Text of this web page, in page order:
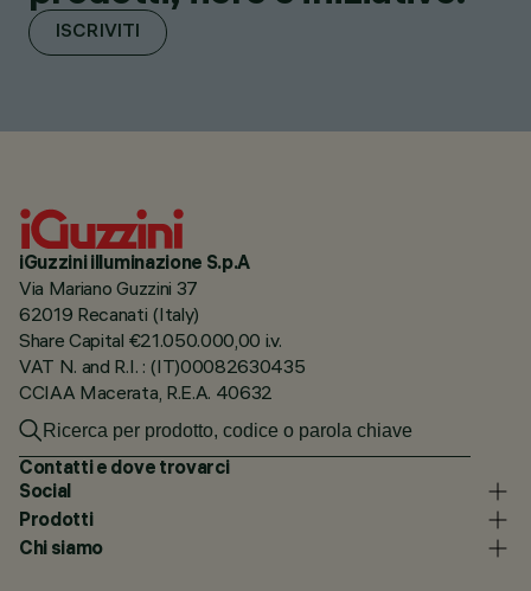
ISCRIVITI
iGuzzini illuminazione S.p.A
Via Mariano Guzzini 37
62019 Recanati (Italy)
Share Capital €21.050.000,00 i.v.
VAT N. and R.I. : (IT)00082630435
CCIAA Macerata, R.E.A. 40632
Contatti e dove trovarci
Social
Prodotti
Chi siamo